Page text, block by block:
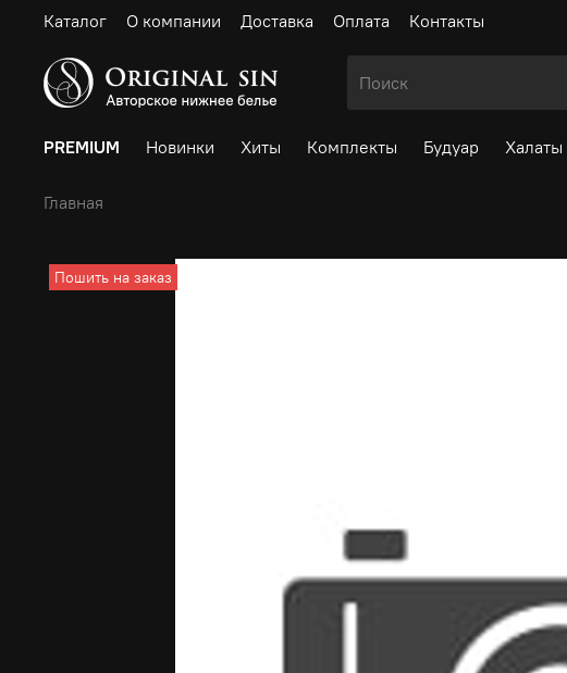
Каталог О компании Доставка Оплата Контакты
PREMIUM Новинки Хиты Комплекты Будуар Халаты
Главная
Пошить на заказ